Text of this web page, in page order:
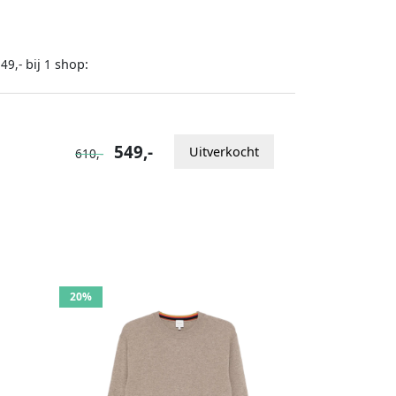
bij 1 shop:
610,- 549,- Uitverkocht
20%